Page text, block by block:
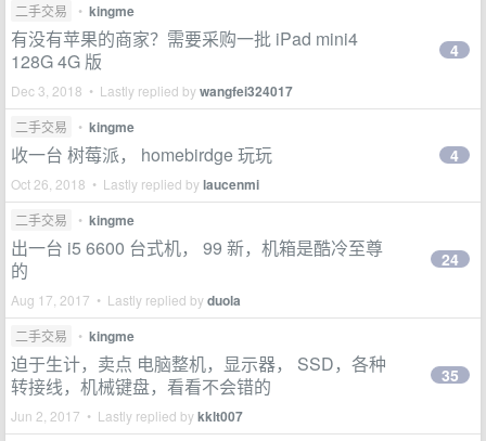
二手交易 • kingme
有没有苹果的商家？需要采购一批 iPad mini4
128G 4G 版
Dec 3, 2018 • Lastly replied bywangfei324017
4
二手交易 • kingme
收一台 树莓派， homebirdge 玩玩
Oct 26, 2018 • Lastly replied bylaucenmi
4
二手交易 • kingme
出一台 i5 6600 台式机， 99 新，机箱是酷冷至尊
的
Aug 17, 2017 • Lastly replied byduola
24
二手交易 • kingme
迫于生计，卖点 电脑整机，显示器， SSD，各种
转接线，机械键盘，看看不会错的
Jun 2, 2017 • Lastly replied bykklt007
35